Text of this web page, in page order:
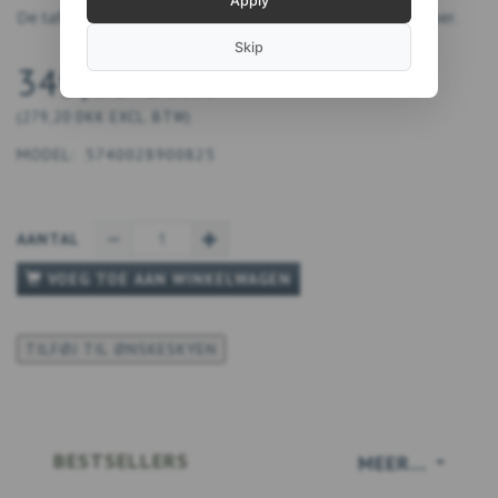
De tafelloper is ook een leuk cadeau voor de vogelliefhebber.
349,00 DKK
EXCL. BTW
MODEL: 5740028900825
AANTAL
VOEG TOE AAN WINKELWAGEN
TILFØJ TIL ØNSKESKYEN
MEER...
BESTSELLERS
Skip